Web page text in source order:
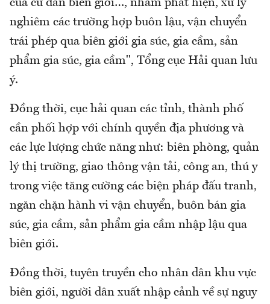
của cư dân biên giới…, nhằm phát hiện, xử lý
nghiêm các trường hợp buôn lậu, vận chuyển
trái phép qua biên giới gia súc, gia cầm, sản
phẩm gia súc, gia cầm", Tổng cục Hải quan lưu
ý.
Đồng thời, cục hải quan các tỉnh, thành phố
cần phối hợp với chính quyền địa phương và
các lực lượng chức năng như: biên phòng, quản
lý thị trường, giao thông vận tải, công an, thú y
trong việc tăng cường các biện pháp đấu tranh,
ngăn chặn hành vi vận chuyển, buôn bán gia
súc, gia cầm, sản phẩm gia cầm nhập lậu qua
biên giới.
Đồng thời, tuyên truyền cho nhân dân khu vực
biên giới, người dân xuất nhập cảnh về sự nguy